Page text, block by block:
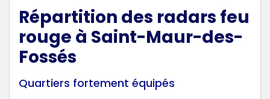
Répartition des radars feu
rouge à Saint-Maur-des-
Fossés
Quartiers fortement équipés